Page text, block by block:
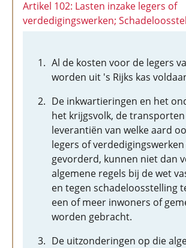
Artikel 102: Lasten inzake legers of
verdedigingswerken;
Al de kosten voor de legers
worden uit 's Rijks kas
De inkwartieringen en het
het krijgsvolk, de
leverantiën van welke aard
legers of
gevorderd, kunnen niet dan
algemene regels bij de wet
en tegen schadeloosstelling
een of meer inwoners of
worden gebracht.
De uitzonderingen op die